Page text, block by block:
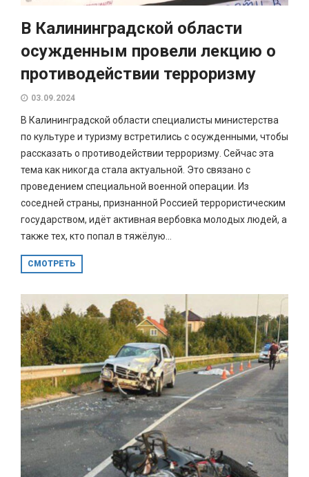
В Калининградской области
осужденным провели лекцию о
противодействии терроризму
03.09.2024
В Калининградской области специалисты министерства
по культуре и туризму встретились с осужденными, чтобы
рассказать о противодействии терроризму. Сейчас эта
тема как никогда стала актуальной. Это связано с
проведением специальной военной операции. Из
соседней страны, признанной Россией террористическим
государством, идёт активная вербовка молодых людей, а
также тех, кто попал в тяжёлую...
СМОТРЕТЬ